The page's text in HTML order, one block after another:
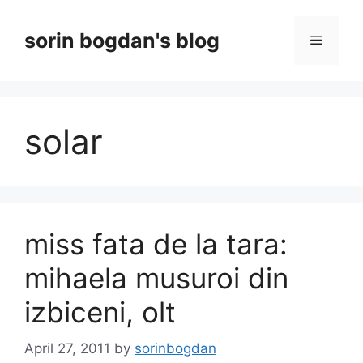
contentsorin bogdan's blog Menu
solar
miss fata de la tara:
mihaela musuroi din
izbiceni, olt
April 27, 2011 by sorinbogdan